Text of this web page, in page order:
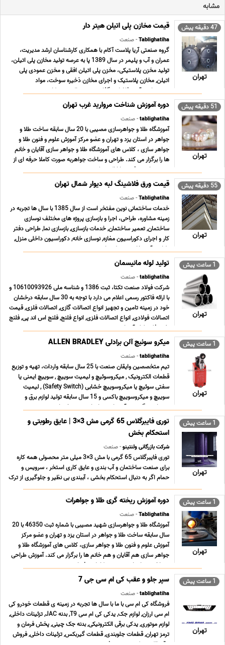
مشابه
47 دقیقه پیش
تهران
قیمت مخازن پلی اتیلن هیتر دار
Tablighatiha- صنعت
گروه صنعتی آریا پلاست آکام با همکاری کارشناسان ارشد مدیریت،
عمران و آب و پلیمر در سال 1389 پا به عرصه تولید مخازن پلی اتیلن،
تولید مخزن پلاستیکی، مخزن پلی اتیلن افقی و مخزن عمودی پلی
اتیلن, مخازن پلاستیک و اجرای مخازن ذخیره سوخت، مواد
شمیمیایی، آب و فاضلاب گذاشت و هم اکنون در کار ... ...
51 دقیقه پیش
تهران
دوره آموزش شناخت مروارید غرب تهران
tablighatiha- صنعت
آموزشگاه طلا و جواهرسازی مصیبی با 20 سال سابقه ساخت طلا و
جواهر در استان یزد و تهران و عضو مرکز آموزش علوم و فنون طلا و
جواهر سازى ، کلاس هاى آموزشگاه طلا و جواهر سازى آقایان و خانم
ها را برگزار می کند. طراحى و ساخت جواهربه صورت کاملا حرفه اى از
مبتدى تا پیشرفته و با ارائه مدرک د ... ...
55 دقیقه پیش
تهران
قیمت ورق فلاشینگ لبه دیوار شمال تهران
Tablighatiha- صنعت
خدمات ساختمانی نوین مفتخر است از سال 1385 با سال ها تجربه در
زمینه مشاوره، طراحی، اجرا و بازسازی پروژه های مختلف نوسازی
ساختمان, تعمیر ساختمان, خدمات بازسازی, بازسازی نما, طراحی دفتر
کار و اجرای دکوراسیون مغازه, نوسازی خانه, دکوراسیون داخلی منزل,
طراحی آشپزخانه, محوطه سازی و نصب ... ...
1 ساعت پیش
تهران
تولید لوله مانیسمان
tablighatiha- صنعت
شرکت فولاد صنعت تکتا، ثبت 1386 و شناسه ملی 10610093926 و
با ارائه فاکتور رسمی اعلام می دارد با توجه به 30 سال سابقه درخشان
خود در زمینه تامین و تجهیز انواع اتصالات گازی, اتصالات فلزی, قیمت
اتصالات فولادی, انواع اتصالات فلزی, انواع فلنج, فلنج اس اند پی, فلنج
نفت, فلنج لوله آب, اتص ... ...
1 ساعت پیش
تهران
میکرو سوئیچ آلن برادلی ALLEN BRADLEY
tablighatiha- صنعت
تیم متخصصین وایقان صنعت با 25 سال سابقه واردات، تهیه و توزیع
قطعات الکترونیک , میکروسوئیچ و لیمیت سوییچ , سوییچ ایمنی یا
سفتی سوئیچ یا میکروسوییچ خشابی (Safety Switch) , لیمیت
سوییچ و میکروسوییچ باکسی و 15 سال سابقه تولید لوازم برق و
روشنایی ، گرد هم آمده است تا جامع ترین خدمات ت ... ...
1 ساعت پیش
تهران
توری فایبرگلاس 65 گرمی مش 3×3 | عایق رطوبتی و
استحکام بخش
شرکت بازرگانی ولنتینو- صنعت
توری فایبرگلاس 65 گرمی با مش 3×3 میلی متر محصولی همه کاره
برای صنعت ساختمان و آب بندی و عایق کاری استخر ، سرویس و
حمام اگر به دنبال استحکام بخشی ، آببندی بی نظیر و جلوگیری از ترک
خوردگی در پروژه های خود هستید ، این محصول پاسخگوی نیاز
شماست. مشخصات فنی محصول · چشمه (مش) 3×3 میلی م ... ...
1 ساعت پیش
تهران
دوره آموزش ریخته گری طلا و جواهرات
Tablighatiha- صنعت
آموزشگاه طلا و جواهرسازی شهید مصیبی با شماره ثبت 46350 با 20
سال سابقه ساخت طلا و جواهر در استان یزد و تهران و عضو مرکز
آموزش علوم و فنون طلا و جواهر سازى، کلاس هاى آموزشگاه طلا و
جواهر سازى هم آقایان و هم خانم ها را برگزار می کند. آموزش طراحى
و ساخت جواهرات به صورت کاملا حرفه اى ... ...
1 ساعت پیش
تهران
سپر جلو و عقب کی ام سی جی 7
tablighatiha- صنعت
فروشگاه کی ام سی با ما با سال ها تجربه در زمینه ی قطعات خودرو کی
ام سی ارزان, لوازم جک, یدکی کی ام سی T9, بدنه JAC, تزئینات داخلی,
لوازم موتوری, یدکی برقی الکترونیکی, بدنه جک چینی, پخش فرمان و
ترمز تهران, قطعات جلوبندی, قطعات گیربکس, تزئینات داخلی, فروش